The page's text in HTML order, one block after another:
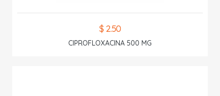
$ 2.50
CIPROFLOXACINA 500 MG